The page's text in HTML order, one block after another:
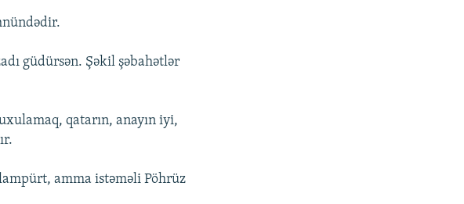
güdürsən. Şəkil şəbahətlər
qatarın, anayın iyi,
amma istəməli Pöhrüz